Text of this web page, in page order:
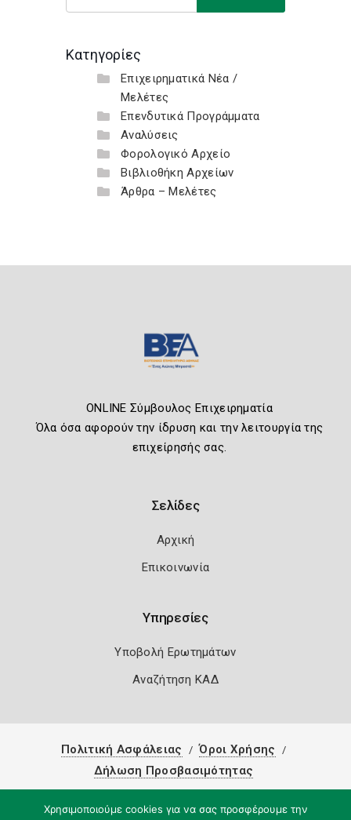
Κατηγορίες
Επιχειρηματικά Νέα /
Μελέτες
Επενδυτικά Προγράμματα
Αναλύσεις
Φορολογικό Αρχείο
Βιβλιοθήκη Αρχείων
Άρθρα – Μελέτες
ONLINE Σύμβουλος Επιχειρηματία
Όλα όσα αφορούν την ίδρυση και την λειτουργία της
επιχείρησής σας.
Σελίδες
Αρχική
Επικοινωνία
Υπηρεσίες
Υποβολή Ερωτημάτων
Αναζήτηση ΚΑΔ
Πολιτική Ασφάλειας
Όροι Χρήσης
Δήλωση Προσβασιμότητας
Χρησιμοποιούμε cookies για να σας προσφέρουμε την